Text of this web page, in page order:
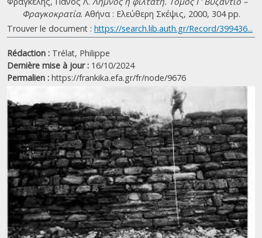
Φραγκοκρατία. Αθήνα : Ελεύθερη Σκέψις, 2000, 304 pp.
Trouver le document : https://search.lib.auth.gr/Record/399436...
Rédaction : Trélat, Philippe
Dernière mise à jour : 16/10/2024
Permalien : https://frankika.efa.gr/fr/node/9676